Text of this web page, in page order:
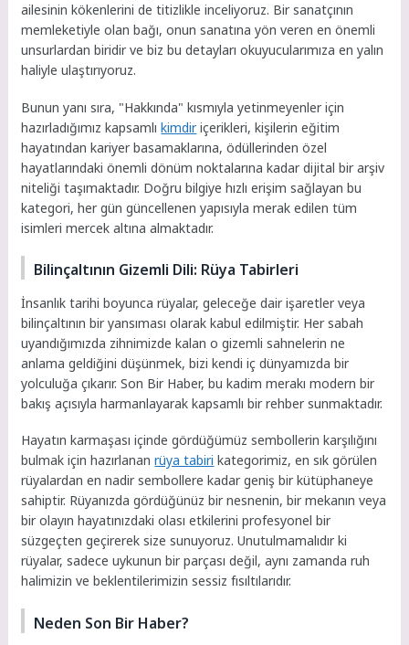
ailesinin kökenlerini de titizlikle inceliyoruz. Bir sanatçının
memleketiyle olan bağı, onun sanatına yön veren en önemli
unsurlardan biridir ve biz bu detayları okuyucularımıza en yalın
haliyle ulaştırıyoruz.
Bunun yanı sıra, "Hakkında" kısmıyla yetinmeyenler için
hazırladığımız kapsamlıkimdiriçerikleri, kişilerin eğitim
hayatından kariyer basamaklarına, ödüllerinden özel
hayatlarındaki önemli dönüm noktalarına kadar dijital bir arşiv
niteliği taşımaktadır. Doğru bilgiye hızlı erişim sağlayan bu
kategori, her gün güncellenen yapısıyla merak edilen tüm
isimleri mercek altına almaktadır.
Bilinçaltının Gizemli Dili: Rüya Tabirleri
İnsanlık tarihi boyunca rüyalar, geleceğe dair işaretler veya
bilinçaltının bir yansıması olarak kabul edilmiştir. Her sabah
uyandığımızda zihnimizde kalan o gizemli sahnelerin ne
anlama geldiğini düşünmek, bizi kendi iç dünyamızda bir
yolculuğa çıkarır. Son Bir Haber, bu kadim merakı modern bir
bakış açısıyla harmanlayarak kapsamlı bir rehber sunmaktadır.
Hayatın karmaşası içinde gördüğümüz sembollerin karşılığını
bulmak için hazırlananrüya tabiri kategorimiz, en sık görülen
rüyalardan en nadir sembollere kadar geniş bir kütüphaneye
sahiptir. Rüyanızda gördüğünüz bir nesnenin, bir mekanın veya
bir olayın hayatınızdaki olası etkilerini profesyonel bir
süzgeçten geçirerek size sunuyoruz. Unutulmamalıdır ki
rüyalar, sadece uykunun bir parçası değil, aynı zamanda ruh
halimizin ve beklentilerimizin sessiz fısıltılarıdır.
Neden Son Bir Haber?